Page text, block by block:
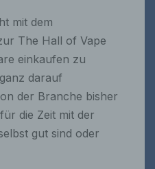
mit dem
The Hall of Vape
einkaufen zu
darauf
der Branche bisher
die Zeit mit der
gut sind oder